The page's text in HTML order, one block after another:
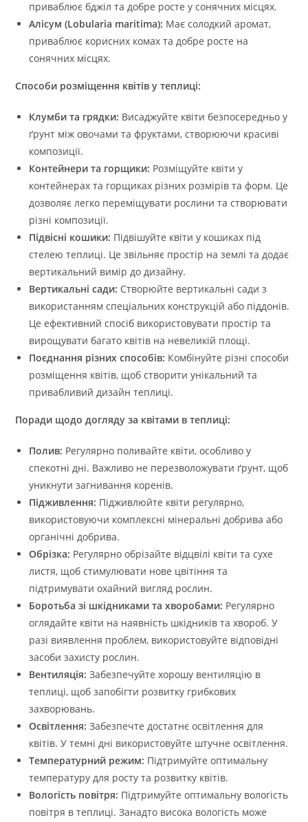
приваблює бджіл та добре росте у сонячних місцях.
Алісум (Lobularia maritima): Має солодкий аромат,
приваблює корисних комах та добре росте на
сонячних місцях.
Способи розміщення квітів у теплиці:
Клумби та грядки: Висаджуйте квіти безпосередньо у
ґрунт між овочами та фруктами, створюючи красиві
композиції.
Контейнери та горщики: Розміщуйте квіти у
контейнерах та горщиках різних розмірів та форм. Це
дозволяє легко переміщувати рослини та створювати
різні композиції.
Підвісні кошики: Підвішуйте квіти у кошиках під
стелею теплиці. Це звільняє простір на землі та додає
вертикальний вимір до дизайну.
Вертикальні сади: Створюйте вертикальні сади з
використанням спеціальних конструкцій або піддонів.
Це ефективний спосіб використовувати простір та
вирощувати багато квітів на невеликій площі.
Поєднання різних способів: Комбінуйте різні способи
розміщення квітів, щоб створити унікальний та
привабливий дизайн теплиці.
Поради щодо догляду за квітами в теплиці:
Полив: Регулярно поливайте квіти, особливо у
спекотні дні. Важливо не перезволожувати ґрунт, щоб
уникнути загнивання коренів.
Підживлення: Підживлюйте квіти регулярно,
використовуючи комплексні мінеральні добрива або
органічні добрива.
Обрізка: Регулярно обрізайте відцвілі квіти та сухе
листя, щоб стимулювати нове цвітіння та
підтримувати охайний вигляд рослин.
Боротьба зі шкідниками та хворобами: Регулярно
оглядайте квіти на наявність шкідників та хвороб. У
разі виявлення проблем, використовуйте відповідні
засоби захисту рослин.
Вентиляція: Забезпечуйте хорошу вентиляцію в
теплиці, щоб запобігти розвитку грибкових
захворювань.
Освітлення: Забезпечте достатнє освітлення для
квітів. У темні дні використовуйте штучне освітлення.
Температурний режим: Підтримуйте оптимальну
температуру для росту та розвитку квітів.
Вологість повітря: Підтримуйте оптимальну вологість
повітря в теплиці. Занадто висока вологість може